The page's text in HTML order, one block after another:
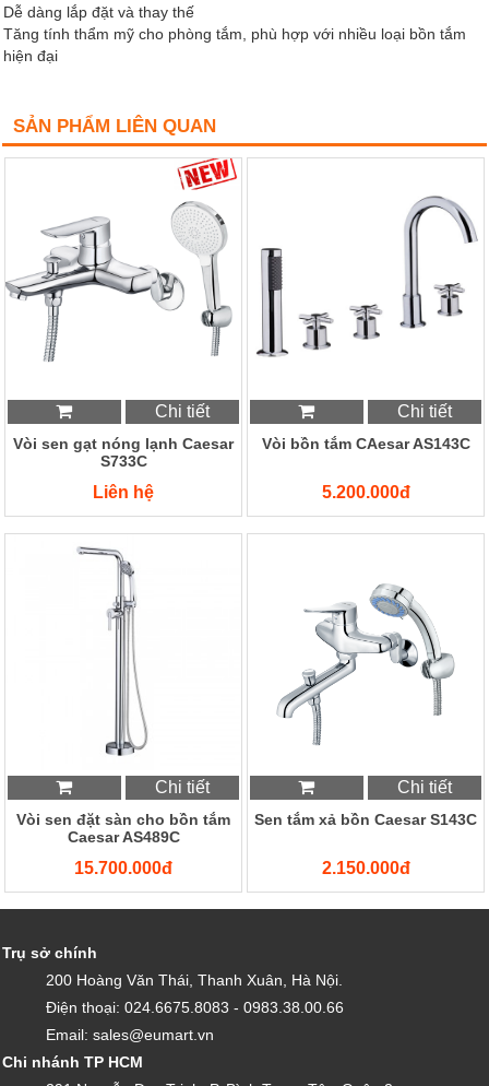
Dễ dàng lắp đặt và thay thế
Tăng tính thẩm mỹ cho phòng tắm, phù hợp với nhiều loại bồn tắm
hiện đại
SẢN PHẨM LIÊN QUAN
Chi tiết
Vòi sen gạt nóng lạnh Caesar
S733C
Liên hệ
Chi tiết
Vòi bồn tắm CAesar AS143C
5.200.000đ
Chi tiết
Vòi sen đặt sàn cho bồn tắm
Caesar AS489C
15.700.000đ
Chi tiết
Sen tắm xả bồn Caesar S143C
2.150.000đ
Trụ sở chính
200 Hoàng Văn Thái, Thanh Xuân, Hà Nội.
Điện thoại: 024.6675.8083 - 0983.38.00.66
Email: sales@eumart.vn
Chi nhánh TP HCM